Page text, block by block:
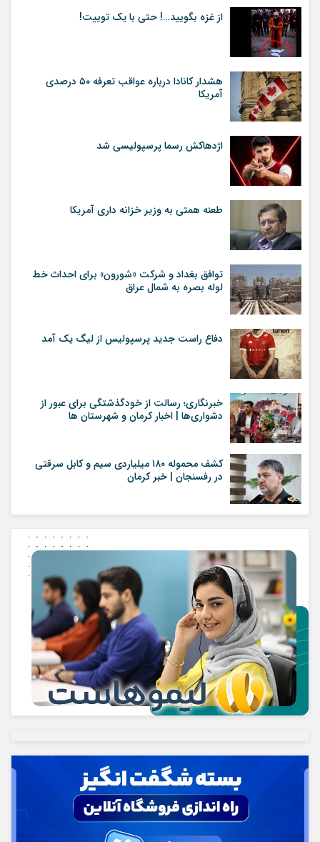
از غزه بگویید…! حتی با یک توییت!
هشدار کانادا درباره عواقب تعرفه ۵۰ درصدی
آمریکا
اژدهاکش رسما پرسپولیسی شد
طعنه همتی به وزیر خزانه داری آمریکا
توافق بغداد و شرکت «شورون» برای احداث خط
لوله بصره به شمال عراق
دفاع راست جدید پرسپولیس از لیگ یک آمد
خبرنگاری؛ رسالت از خودگذشتگی برای عبور از
دشواری‌ها | اخبار کرمان و شهرستان ها
کشف محموله ۱۸۰ میلیاردی سیم و کابل سرقتی
در رفسنجان | خبر کرمان